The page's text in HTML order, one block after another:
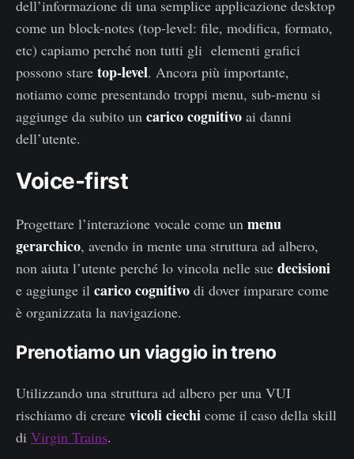
dell’informazione di una semplice applicazione desktop
come un block-notes (top-level: file, modifica, formato,
etc) capiamo perché non tutti gli elementi grafici
possono stare top-level. Ancora più importante,
notiamo come presentando troppi menu, sub-menu si
aggiunge da subito un carico cognitivo ai danni
dell’utente.
Voice-first
Progettare l’interazione vocale come un menu
gerarchico, avendo in mente una struttura ad albero,
non aiuta l’utente perché lo vincola nelle sue decisioni
e aggiunge il carico cognitivo di dover imparare come
è organizzata la navigazione.
Prenotiamo un viaggio in treno
Utilizzando una struttura ad albero per una VUI
rischiamo di creare vicoli ciechi come il caso della skill
di Virgin Trains.